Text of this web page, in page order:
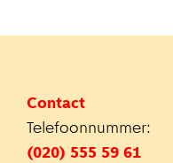
Contact
Telefoonnummer:
(020) 555 59 61